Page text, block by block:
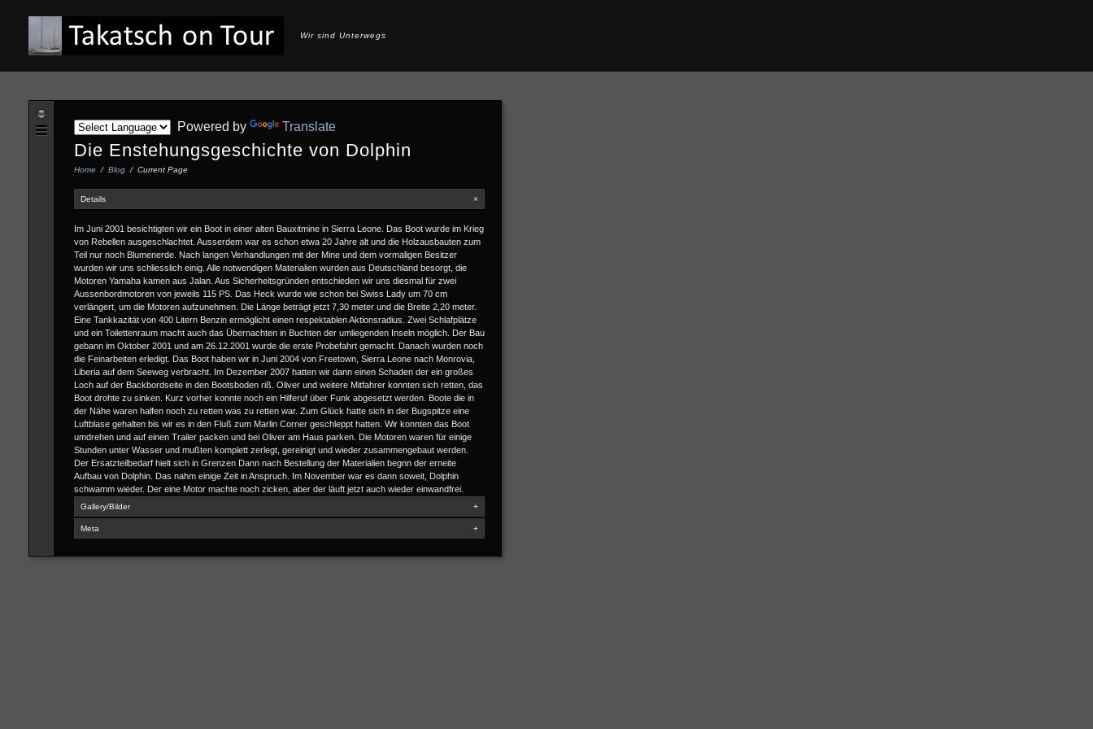
Wir sind Unterwegs
Powered by Translate
Die Enstehungsgeschichte von Dolphin
Home / Blog / Current Page
×
Details
Im Juni 2001 besichtigten wir ein Boot in einer alten Bauxitmine in Sierra Leone. Das Boot wurde im Krieg
von Rebellen ausgeschlachtet. Ausserdem war es schon etwa 20 Jahre alt und die Holzausbauten zum
Teil nur noch Blumenerde. Nach langen Verhandlungen mit der Mine und dem vormaligen Besitzer
wurden wir uns schliesslich einig. Alle notwendigen Materialien wurden aus Deutschland besorgt, die
Motoren Yamaha kamen aus Jalan. Aus Sicherheitsgründen entschieden wir uns diesmal für zwei
Aussenbordmotoren von jeweils 115 PS. Das Heck wurde wie schon bei Swiss Lady um 70 cm
verlängert, um die Motoren aufzunehmen. Die Länge beträgt jetzt 7,30 meter und die Breite 2,20 meter.
Eine Tankkazität von 400 Litern Benzin ermöglicht einen respektablen Aktionsradius. Zwei Schlafplätze
und ein Toilettenraum macht auch das Übernachten in Buchten der umliegenden Inseln möglich. Der Bau
gebann im Oktober 2001 und am 26.12.2001 wurde die erste Probefahrt gemacht. Danach wurden noch
die Feinarbeiten erledigt. Das Boot haben wir in Juni 2004 von Freetown, Sierra Leone nach Monrovia,
Liberia auf dem Seeweg verbracht. Im Dezember 2007 hatten wir dann einen Schaden der ein großes
Loch auf der Backbordseite in den Bootsboden riß. Oliver und weitere Mitfahrer konnten sich retten, das
Boot drohte zu sinken. Kurz vorher konnte noch ein Hilferuf über Funk abgesetzt werden. Boote die in
der Nähe waren halfen noch zu retten was zu retten war. Zum Glück hatte sich in der Bugspitze eine
Luftblase gehalten bis wir es in den Fluß zum Marlin Corner geschleppt hatten. Wir konnten das Boot
umdrehen und auf einen Trailer packen und bei Oliver am Haus parken. Die Motoren waren für einige
Stunden unter Wasser und mußten komplett zerlegt, gereinigt und wieder zusammengebaut werden.
Der Ersatzteilbedarf hielt sich in Grenzen Dann nach Bestellung der Materialien begnn der erneite
Aufbau von Dolphin. Das nahm einige Zeit in Anspruch. Im November war es dann soweit, Dolphin
schwamm wieder. Der eine Motor machte noch zicken, aber der läuft jetzt auch wieder einwandfrei.
+
Gallery/Bilder
+
Meta